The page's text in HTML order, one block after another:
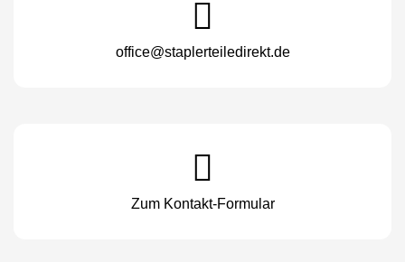
office@staplerteiledirekt.de
Zum Kontakt-Formular